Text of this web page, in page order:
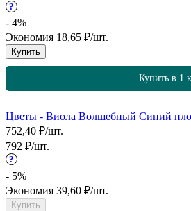
?
- 4%
Экономия 18,65 ₽/шт.
Купить
Купить в 1
Цветы - Виола Волшебный Синий
752,40 ₽/шт.
792 ₽/шт.
?
- 5%
Экономия 39,60 ₽/шт.
Купить